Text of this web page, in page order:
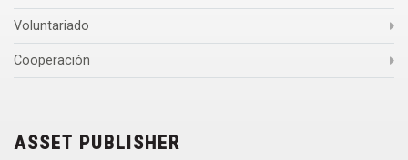
Voluntariado
Cooperación
ASSET PUBLISHER